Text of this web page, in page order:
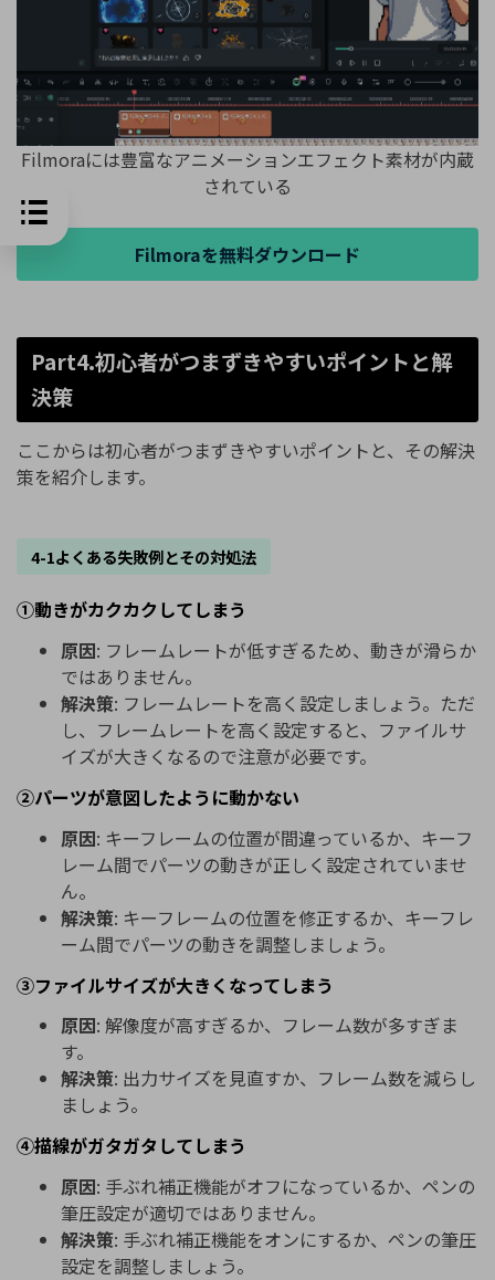
Filmoraには豊富なアニメーションエフェクト素材が内蔵
されている
Filmoraを無料ダウンロード
Part4.初心者がつまずきやすいポイントと解
決策
ここからは初心者がつまずきやすいポイントと、その解決
策を紹介します。
4-1よくある失敗例とその対処法
①動きがカクカクしてしまう
原因: フレームレートが低すぎるため、動きが滑らか
ではありません。
解決策: フレームレートを高く設定しましょう。ただ
し、フレームレートを高く設定すると、ファイルサ
イズが大きくなるので注意が必要です。
②パーツが意図したように動かない
原因: キーフレームの位置が間違っているか、キーフ
レーム間でパーツの動きが正しく設定されていませ
ん。
解決策: キーフレームの位置を修正するか、キーフレ
ーム間でパーツの動きを調整しましょう。
③ファイルサイズが大きくなってしまう
原因: 解像度が高すぎるか、フレーム数が多すぎま
す。
解決策: 出力サイズを見直すか、フレーム数を減らし
ましょう。
④描線がガタガタしてしまう
原因: 手ぶれ補正機能がオフになっているか、ペンの
筆圧設定が適切ではありません。
解決策: 手ぶれ補正機能をオンにするか、ペンの筆圧
設定を調整しましょう。